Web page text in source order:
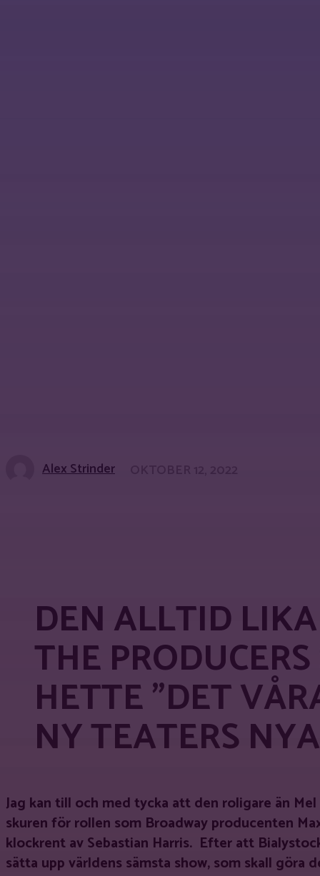
Alex Strinder
DEN ALLTID
THE
HETTE ”DET
NY TEATERS
Jag kan till och med tycka att den roligare än
skuren för rollen som Broadway producenten
klockrent av Sebastian Harris. Efter att
sätta upp världens sämsta show, som skall göra